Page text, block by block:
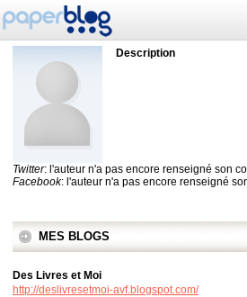
Description
Twitter: l'auteur n'a pas encore renseigné son
Facebook: l'auteur n'a pas encore renseigné
MES BLOGS
Des Livres et Moi
http://deslivresetmoi-avf.blogspot.com/